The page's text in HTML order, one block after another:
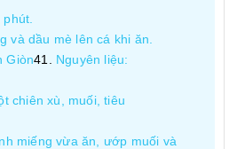
và dầu mè lên cá khi ăn.
Giòn
Nguyên liệu:
chiên xù, muối, tiêu
miếng vừa ăn, ướp muối và